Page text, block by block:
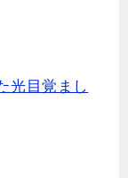
光目覚まし